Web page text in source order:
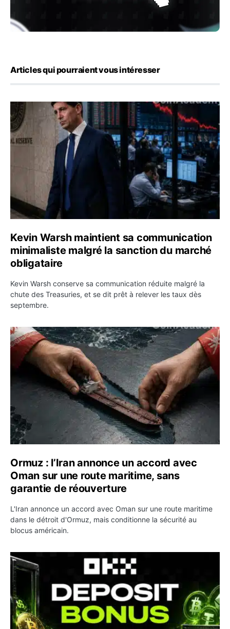
Articles qui pourraient vous intéresser
Kevin Warsh maintient sa communication minimaliste
Kevin Warsh maintient sa communication
minimaliste malgré la sanction du marché
obligataire
Kevin Warsh conserve sa communication réduite malgré la
chute des Treasuries, et se dit prêt à relever les taux dès
septembre.
Ormuz : l’Iran annonce un accord avec Oman sur une
Ormuz : l’Iran annonce un accord avec
Oman sur une route maritime, sans
garantie de réouverture
L'Iran annonce un accord avec Oman sur une route maritime
dans le détroit d'Ormuz, mais conditionne la sécurité au
blocus américain.
OKX relance une campagne Deposit Bonus : jusqu’à 5